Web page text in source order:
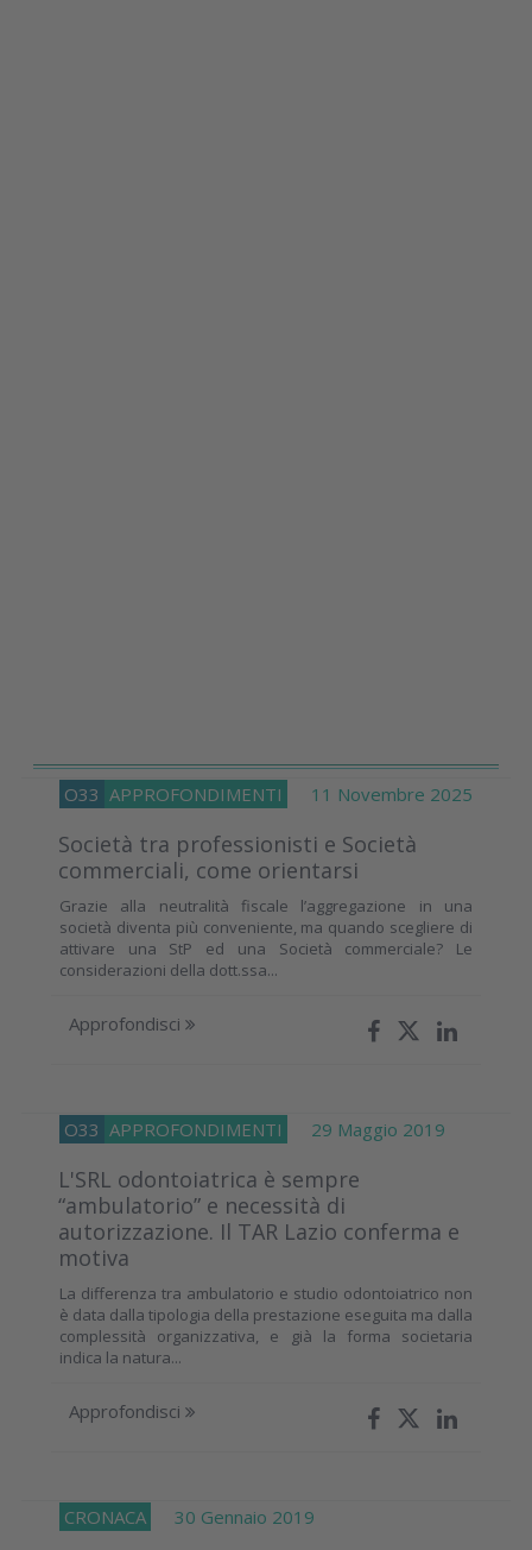
O33 APPROFONDIMENTI 11 Novembre 2025
Società tra professionisti e Società
commerciali, come orientarsi
Grazie alla neutralità fiscale l’aggregazione in una
società diventa più conveniente, ma quando scegliere di
attivare una StP ed una Società commerciale? Le
considerazioni della dott.ssa...
Approfondisci
O33 APPROFONDIMENTI 29 Maggio 2019
L'SRL odontoiatrica è sempre
“ambulatorio” e necessità di
autorizzazione. Il TAR Lazio conferma e
motiva
La differenza tra ambulatorio e studio odontoiatrico non
è data dalla tipologia della prestazione eseguita ma dalla
complessità organizzativa, e già la forma societaria
indica la natura...
Approfondisci
CRONACA 30 Gennaio 2019